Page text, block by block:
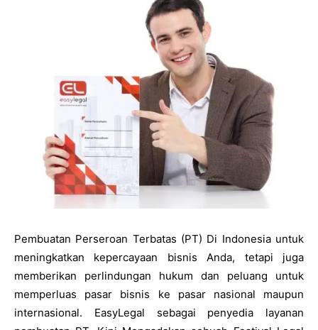
Pembuatan Perseroan Terbatas (PT) Di Indonesia untuk
meningkatkan kepercayaan bisnis Anda, tetapi juga
memberikan perlindungan hukum dan peluang untuk
memperluas pasar bisnis ke pasar nasional maupun
internasional. EasyLegal sebagai penyedia layanan